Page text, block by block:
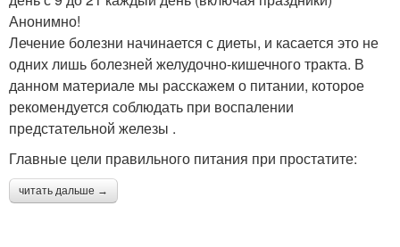
Анонимно!
Лечение болезни начинается с диеты, и касается это не
одних лишь болезней желудочно-кишечного тракта. В
данном материале мы расскажем о питании, которое
рекомендуется соблюдать при воспалении
предстательной железы .
Главные цели правильного питания при простатите:
читать дальше →